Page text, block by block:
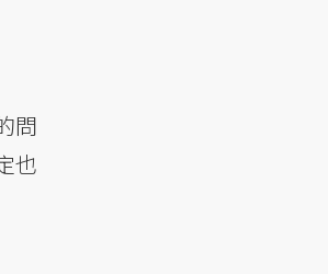
問
也